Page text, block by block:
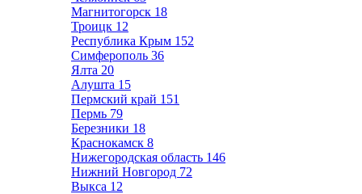
Магнитогорск 18
Троицк 12
Республика Крым 152
Симферополь 36
Ялта 20
Алушта 15
Пермский край 151
Пермь 79
Березники 18
Краснокамск 8
Нижегородская область 146
Нижний Новгород 72
Выкса 12